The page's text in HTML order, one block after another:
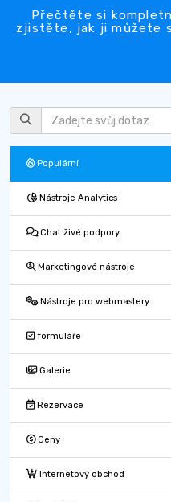
Přečtěte si
zjistěte, jak ji můžete
Populární
Nástroje Analytics
Chat živé podpory
Marketingové nástroje
Nástroje pro webmastery
formuláře
Galerie
Rezervace
Ceny
Internetový obchod